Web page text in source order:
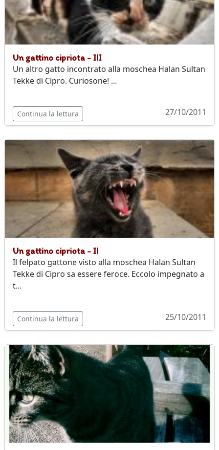
Un gattino cipriota - III
Un altro gatto incontrato alla moschea Halan Sultan
Tekke di Cipro. Curiosone! ...
Continua la lettura 27/10/2011
Un gattino cipriota - II
Il felpato gattone visto alla moschea Halan Sultan
Tekke di Cipro sa essere feroce. Eccolo impegnato a
t...
Continua la lettura 25/10/2011